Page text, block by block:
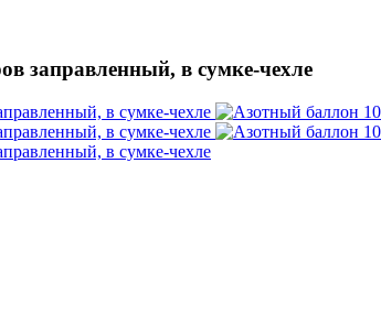
заправленный, в сумке-чехле